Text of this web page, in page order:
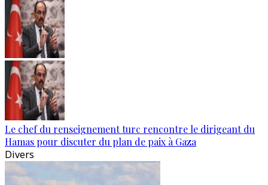
Le chef du renseignement turc rencontre le dirigeant du
Hamas pour discuter du plan de paix à Gaza
Divers